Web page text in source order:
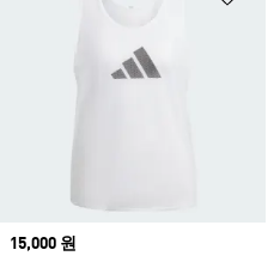
Price
15,000 원